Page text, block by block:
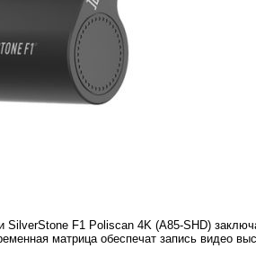
F1 Poliscan 4K (A85-SHD)
матрица обеспечат запись видео